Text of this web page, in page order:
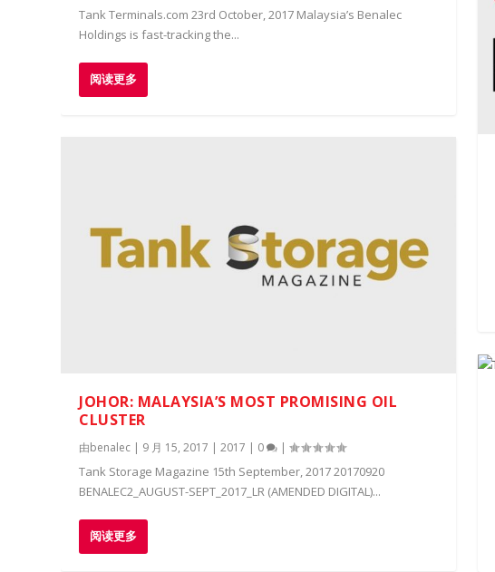
Tank Terminals.com 23rd October, 2017 Malaysia’s Benalec
Holdings is fast-tracking the...
阅读更多
JOHOR: MALAYSIA’S MOST PROMISING OIL
CLUSTER
由benalec | 9 月 15, 2017 |2017 | 0 |
Tank Storage Magazine 15th September, 2017 20170920
BENALEC2_AUGUST-SEPT_2017_LR (AMENDED DIGITAL)...
阅读更多